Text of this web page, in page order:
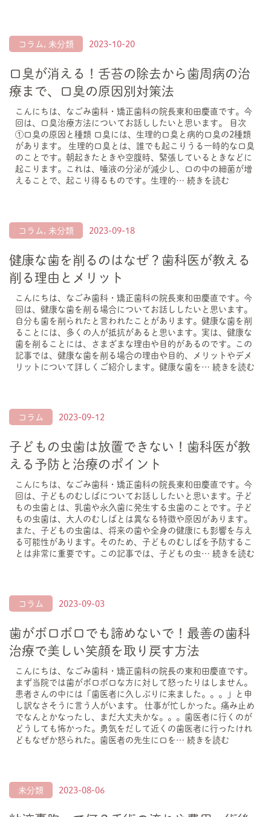
コラム, 未分類 2023-10-20
口臭が消える！舌苔の除去から歯周病の治
療まで、口臭の原因別対策法
こんにちは、なごみ歯科・矯正歯科の院長東和田慶直です。今
回は、口臭治療方法についてお話ししたいと思います。 目次
①口臭の原因と種類 口臭には、生理的口臭と病的口臭の2種類
があります。 生理的口臭とは、誰でも起こりうる一時的な口臭
のことです。朝起きたときや空腹時、緊張しているときなどに
起こります。これは、唾液の分泌が減少し、口の中の細菌が増
えることで、起こり得るものです。生理的… 続きを読む
コラム, 未分類 2023-09-18
健康な歯を削るのはなぜ？歯科医が教える
削る理由とメリット
こんにちは、なごみ歯科・矯正歯科の院長東和田慶直です。今
回は、健康な歯を削る場合についてお話ししたいと思います。
自分も歯を削られたと言われたことがあります。健康な歯を削
ることには、多くの人が抵抗があると思います。実は、健康な
歯を削ることには、さまざまな理由や目的があるのです。この
記事では、健康な歯を削る場合の理由や目的、メリットやデメ
リットについて詳しくご紹介します。健康な歯を… 続きを読む
コラム 2023-09-12
子どもの虫歯は放置できない！歯科医が教
える予防と治療のポイント
こんにちは、なごみ歯科・矯正歯科の院長東和田慶直です。今
回は、子どものむしばについてお話ししたいと思います。子ど
もの虫歯とは、乳歯や永久歯に発生する虫歯のことです。子ど
もの虫歯は、大人のむしばとは異なる特徴や原因があります。
また、子どもの虫歯は、将来の歯や全身の健康にも影響を与え
る可能性があります。そのため、子どものむしばを予防するこ
とは非常に重要です。この記事では、子どもの虫… 続きを読む
コラム 2023-09-03
歯がボロボロでも諦めないで！最善の歯科
治療で美しい笑顔を取り戻す方法
こんにちは、なごみ歯科・矯正歯科の院長の東和田慶直です。
まず当院では歯がボロボロな方に対して怒ったりはしません。
患者さんの中には「歯医者に久しぶりに来ました。。。」と申
し訳なさそうに言う人がいます。 仕事が忙しかった。痛み止め
でなんとかなったし、まだ大丈夫かな。。。歯医者に行くのが
どうしても怖かった。勇気をだして近くの歯医者に行ったけれ
どもなぜか怒られた。歯医者の先生に口を… 続きを読む
未分類 2023-08-06